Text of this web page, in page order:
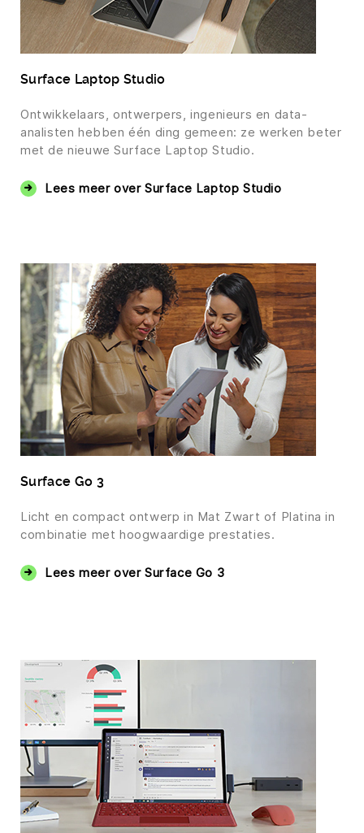
Surface Laptop Studio
Ontwikkelaars, ontwerpers, ingenieurs en data-
analisten hebben één ding gemeen: ze werken beter
met de nieuwe Surface Laptop Studio.
Lees meer over Surface Laptop Studio
Surface Go 3
Licht en compact ontwerp in Mat Zwart of Platina in
combinatie met hoogwaardige prestaties.
Lees meer over Surface Go 3